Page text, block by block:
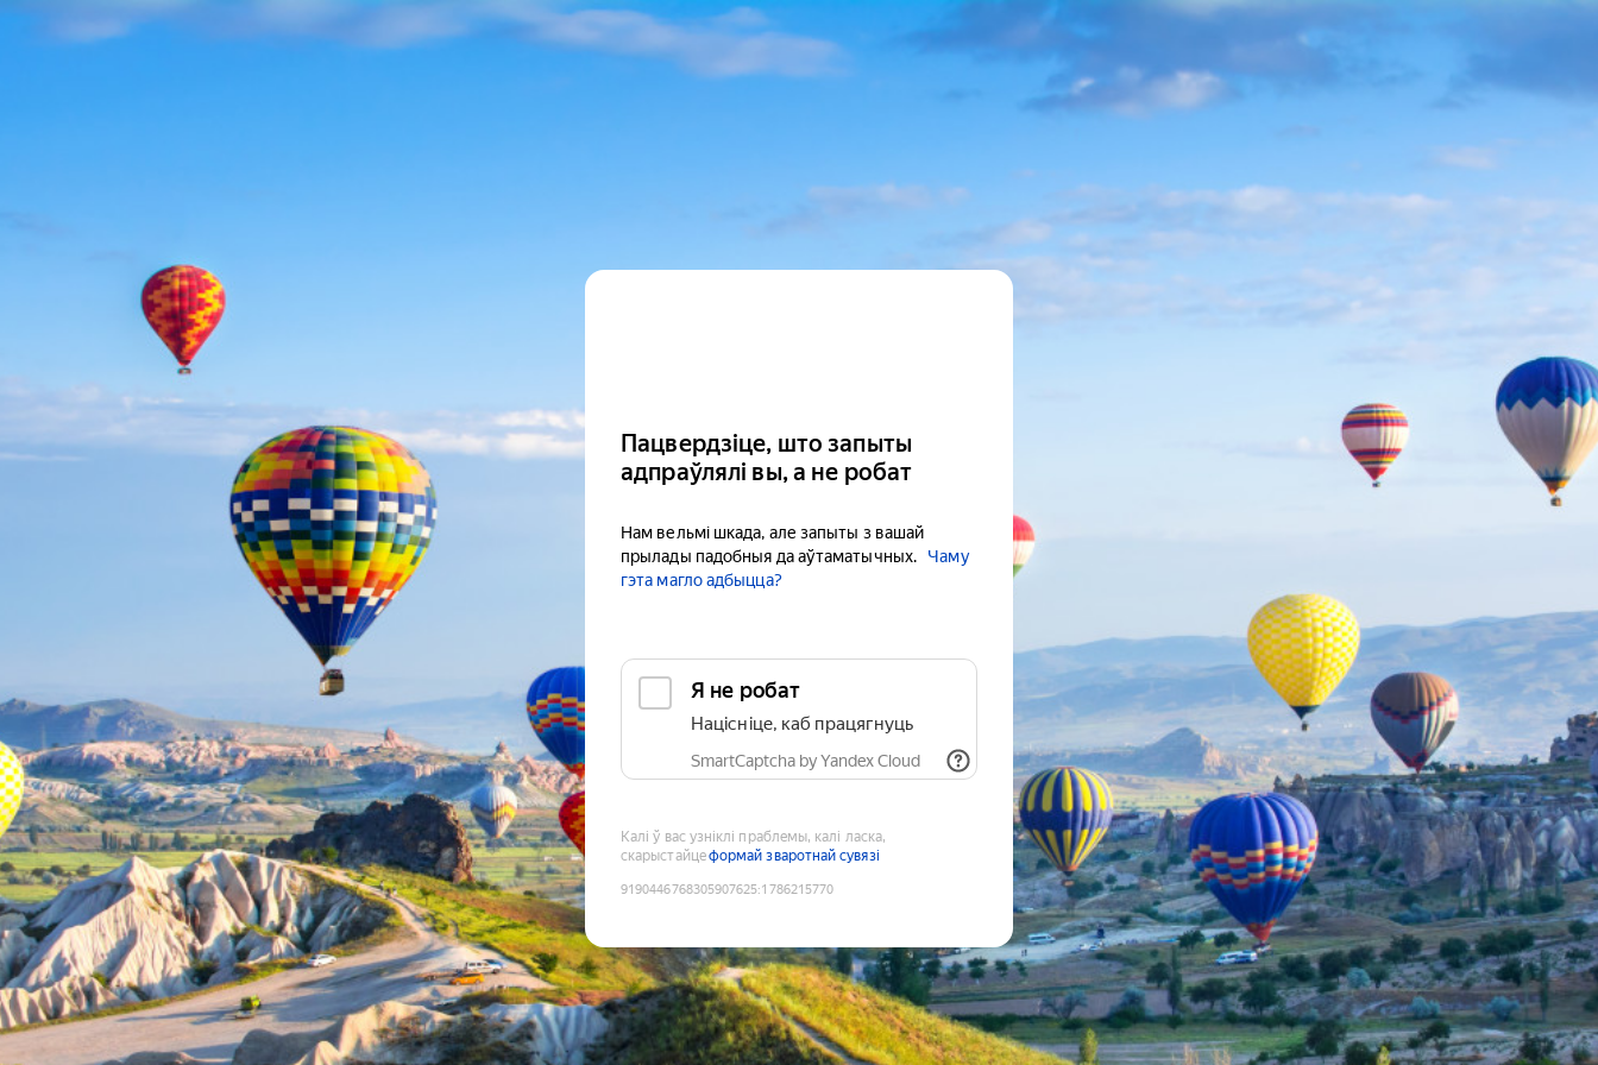
Пацвердзіце, што запыты
адпраўлялі вы, а не робат
Нам вельмі шкада, але запыты з вашай
прылады падобныя да аўтаматычных.
Чаму
гэта магло адбыцца?
Я не робат
Націсніце, каб працягнуць
SmartCaptcha by Yandex Cloud
Калі ў вас узніклі праблемы, калі ласка,
скарыстайцеформай зваротнай сувязі
9190446768305907625:1786215770